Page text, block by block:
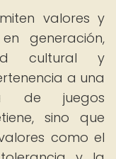
valores y
generación,
cultural y
a una
de juegos
sino que
como el